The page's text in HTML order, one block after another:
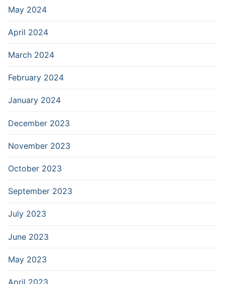
May 2024
April 2024
March 2024
February 2024
January 2024
December 2023
November 2023
October 2023
September 2023
July 2023
June 2023
May 2023
April 2023